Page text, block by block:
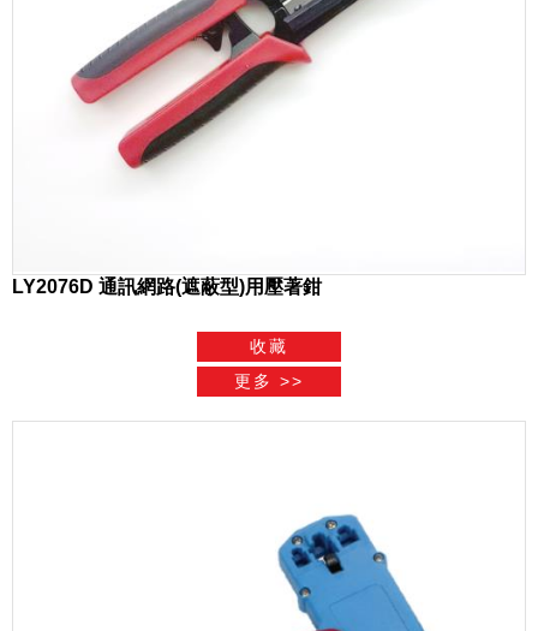
LY2076D 通訊網路(遮蔽型)用壓著鉗